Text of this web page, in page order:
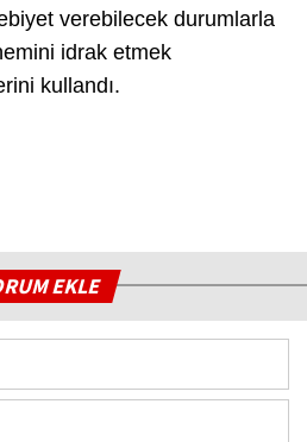
verebilecek durumlarla
idrak etmek
kullandı.
EKLE